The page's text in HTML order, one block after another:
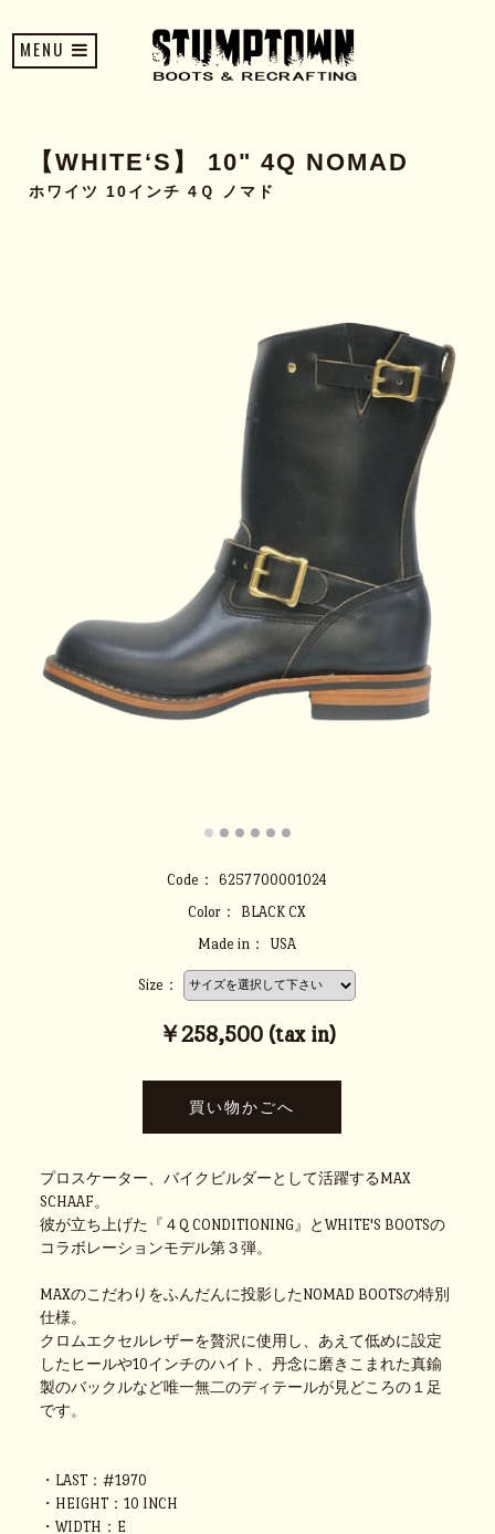
MENU
【WHITE‘S】 10" 4Q NOMAD
ホワイツ 10インチ 4Ｑ ノマド
Code：
6257700001024
Color：
BLACK CX
Made in：
USA
Size：
￥258,500 (tax in)
プロスケーター、バイクビルダーとして活躍するMAX
SCHAAF。
彼が立ち上げた『４Q CONDITIONING』とWHITE'S BOOTSの
コラボレーションモデル第３弾。
MAXのこだわりをふんだんに投影したNOMAD BOOTSの特別
仕様。
クロムエクセルレザーを贅沢に使用し、あえて低めに設定
したヒールや10インチのハイト、丹念に磨きこまれた真鍮
製のバックルなど唯一無二のディテールが見どころの１足
です。
・LAST：#1970
・HEIGHT：10 INCH
・WIDTH：E